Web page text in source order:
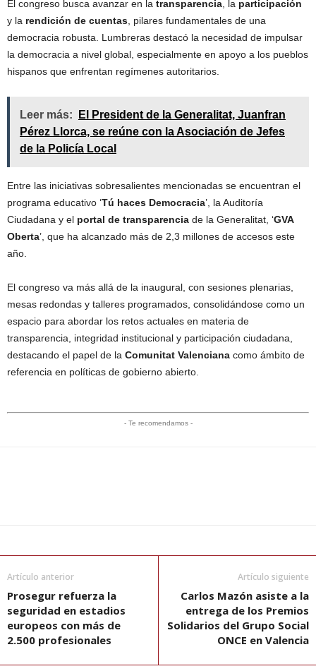
El congreso busca avanzar en la transparencia , la participación
y la rendición de cuentas , pilares fundamentales de una
democracia robusta. Lumbreras destacó la necesidad de impulsar
la democracia a nivel global, especialmente en apoyo a los pueblos
hispanos que enfrentan regímenes autoritarios.
Leer más:
El President de la Generalitat, Juanfran
Pérez Llorca, se reúne con la Asociación de Jefes
de la Policía Local
Entre las iniciativas sobresalientes mencionadas se encuentran el
programa educativo ‘Tú haces Democracia’, la Auditoría
Ciudadana y el portal de transparencia de la Generalitat, ‘GVA
Oberta’, que ha alcanzado más de 2,3 millones de accesos este
año.
El congreso va más allá de la inaugural, con sesiones plenarias,
mesas redondas y talleres programados, consolidándose como un
espacio para abordar los retos actuales en materia de
transparencia, integridad institucional y participación ciudadana,
destacando el papel de la Comunitat Valenciana como ámbito de
referencia en políticas de gobierno abierto.
- Te recomendamos -
Artículo anterior
Prosegur refuerza la
seguridad en estadios
europeos con más de
2.500 profesionales
Artículo siguiente
Carlos Mazón asiste a la
entrega de los Premios
Solidarios del Grupo Social
ONCE en Valencia